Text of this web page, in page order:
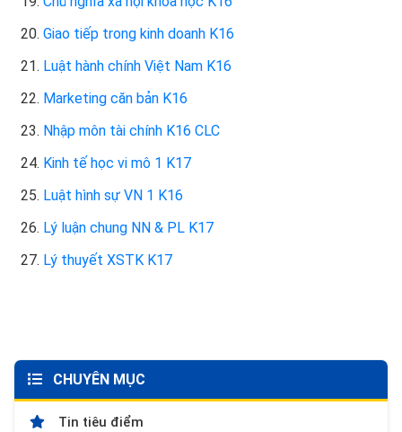
20. Giao tiếp trong kinh doanh K16
21. Luật hành chính Việt Nam K16
22. Marketing căn bản K16
23. Nhập môn tài chính K16 CLC
24. Kinh tế học vi mô 1 K17
25. Luật hình sự VN 1 K16
26. Lý luận chung NN & PL K17
27. Lý thuyết XSTK K17
CHUYÊN MỤC
Tin tiêu điểm